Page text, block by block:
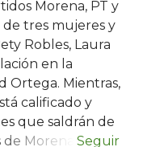
Morena, PT y
tres mujeres y
Robles, Laura
en la
Ortega. Mientras,
calificado y
que saldrán de
Morena.